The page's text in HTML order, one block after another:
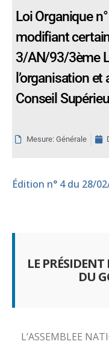
Loi Organique
modifiant
3/AN/93/3ème
l’organisation
Conseil
Mesure: Générale
Édition n° 4 du 28/
LE
DU
L’ASSEMBLEE